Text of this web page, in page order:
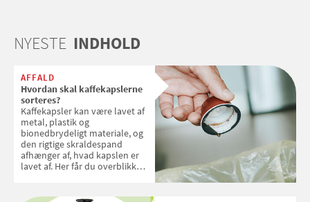
NYESTE INDHOLD
AFFALD
Hvordan skal kaffekapslerne
sorteres?
Kaffekapsler kan være lavet af
metal, plastik og
bionedbrydeligt materiale, og
den rigtige skraldespand
afhænger af, hvad kapslen er
lavet af. Her får du overblikket